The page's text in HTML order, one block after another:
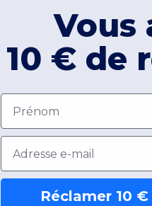
Vous
10 € de
Prénom
Email
Réclamer 10